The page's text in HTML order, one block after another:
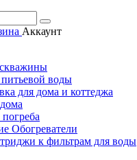
Аккаунт
воды
для дома и коттеджа
Обогреватели
к фильтрам для воды